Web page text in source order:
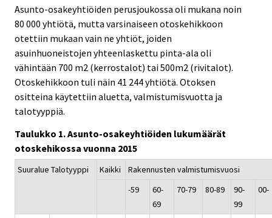
Asunto-osakeyhtiöiden perusjoukossa oli mukana noin
80 000 yhtiötä, mutta varsinaiseen otoskehikkoon
otettiin mukaan vain ne yhtiöt, joiden
asuinhuoneistojen yhteenlaskettu pinta-ala oli
vähintään 700 m2 (kerrostalot) tai 500m2 (rivitalot).
Otoskehikkoon tuli näin 41 244 yhtiötä. Otoksen
ositteina käytettiin aluetta, valmistumisvuotta ja
talotyyppiä.
Taulukko 1. Asunto-osakeyhtiöiden lukumäärät
otoskehikossa vuonna 2015
Suuralue Talotyyppi Kaikki
Rakennusten valmistumisvuosi
-59
60-
69
70-79 80-89
90-
99
00-